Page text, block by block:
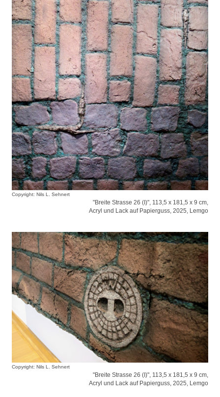
Copyright: Nils L. Sehnert
"Breite Strasse 26 (I)", 113,5 x 181,5 x 9 cm,
Acryl und Lack auf Papierguss, 2025, Lemgo
Copyright: Nils L. Sehnert
"Breite Strasse 26 (I)", 113,5 x 181,5 x 9 cm,
Acryl und Lack auf Papierguss, 2025, Lemgo